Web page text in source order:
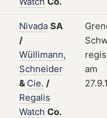
Nivada SA
/
Wüllimann,
Schneider
& Cie. /
Regalis
Watch Co.
am